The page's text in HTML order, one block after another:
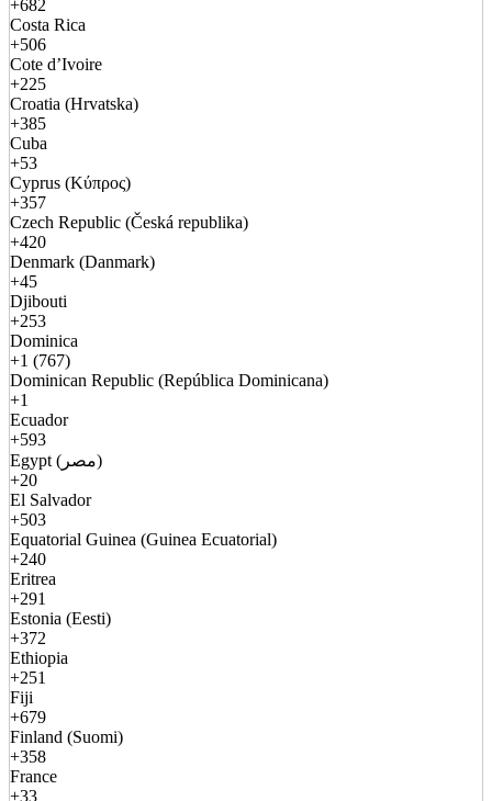
+682
Costa Rica
+506
Cote d’Ivoire
+225
Croatia (Hrvatska)
+385
Cuba
+53
Cyprus (Κύπρος)
+357
Czech Republic (Česká republika)
+420
Denmark (Danmark)
+45
Djibouti
+253
Dominica
+1 (767)
Dominican Republic (República Dominicana)
+1
Ecuador
+593
Egypt (مصر)
+20
El Salvador
+503
Equatorial Guinea (Guinea Ecuatorial)
+240
Eritrea
+291
Estonia (Eesti)
+372
Ethiopia
+251
Fiji
+679
Finland (Suomi)
+358
France
+33